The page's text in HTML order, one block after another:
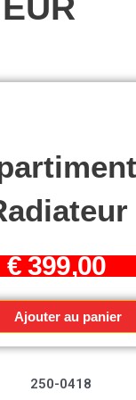
€399,00
Ajouter au panier
250-0418